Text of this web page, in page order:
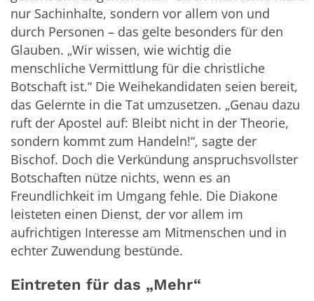
nur Sachinhalte, sondern vor allem von und
durch Personen – das gelte besonders für den
Glauben. „Wir wissen, wie wichtig die
menschliche Vermittlung für die christliche
Botschaft ist.“ Die Weihekandidaten seien bereit,
das Gelernte in die Tat umzusetzen. „Genau dazu
ruft der Apostel auf: Bleibt nicht in der Theorie,
sondern kommt zum Handeln!“, sagte der
Bischof. Doch die Verkündung anspruchsvollster
Botschaften nütze nichts, wenn es an
Freundlichkeit im Umgang fehle. Die Diakone
leisteten einen Dienst, der vor allem im
aufrichtigen Interesse am Mitmenschen und in
echter Zuwendung bestünde.
Eintreten für das „Mehr“